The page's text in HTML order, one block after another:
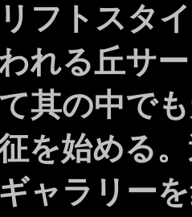
フトスタ
れる丘サ
其の中で
を始める
ャラリー